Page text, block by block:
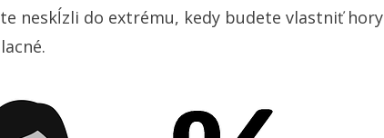
neskĺzli do extrému, kedy budete vlastniť hory